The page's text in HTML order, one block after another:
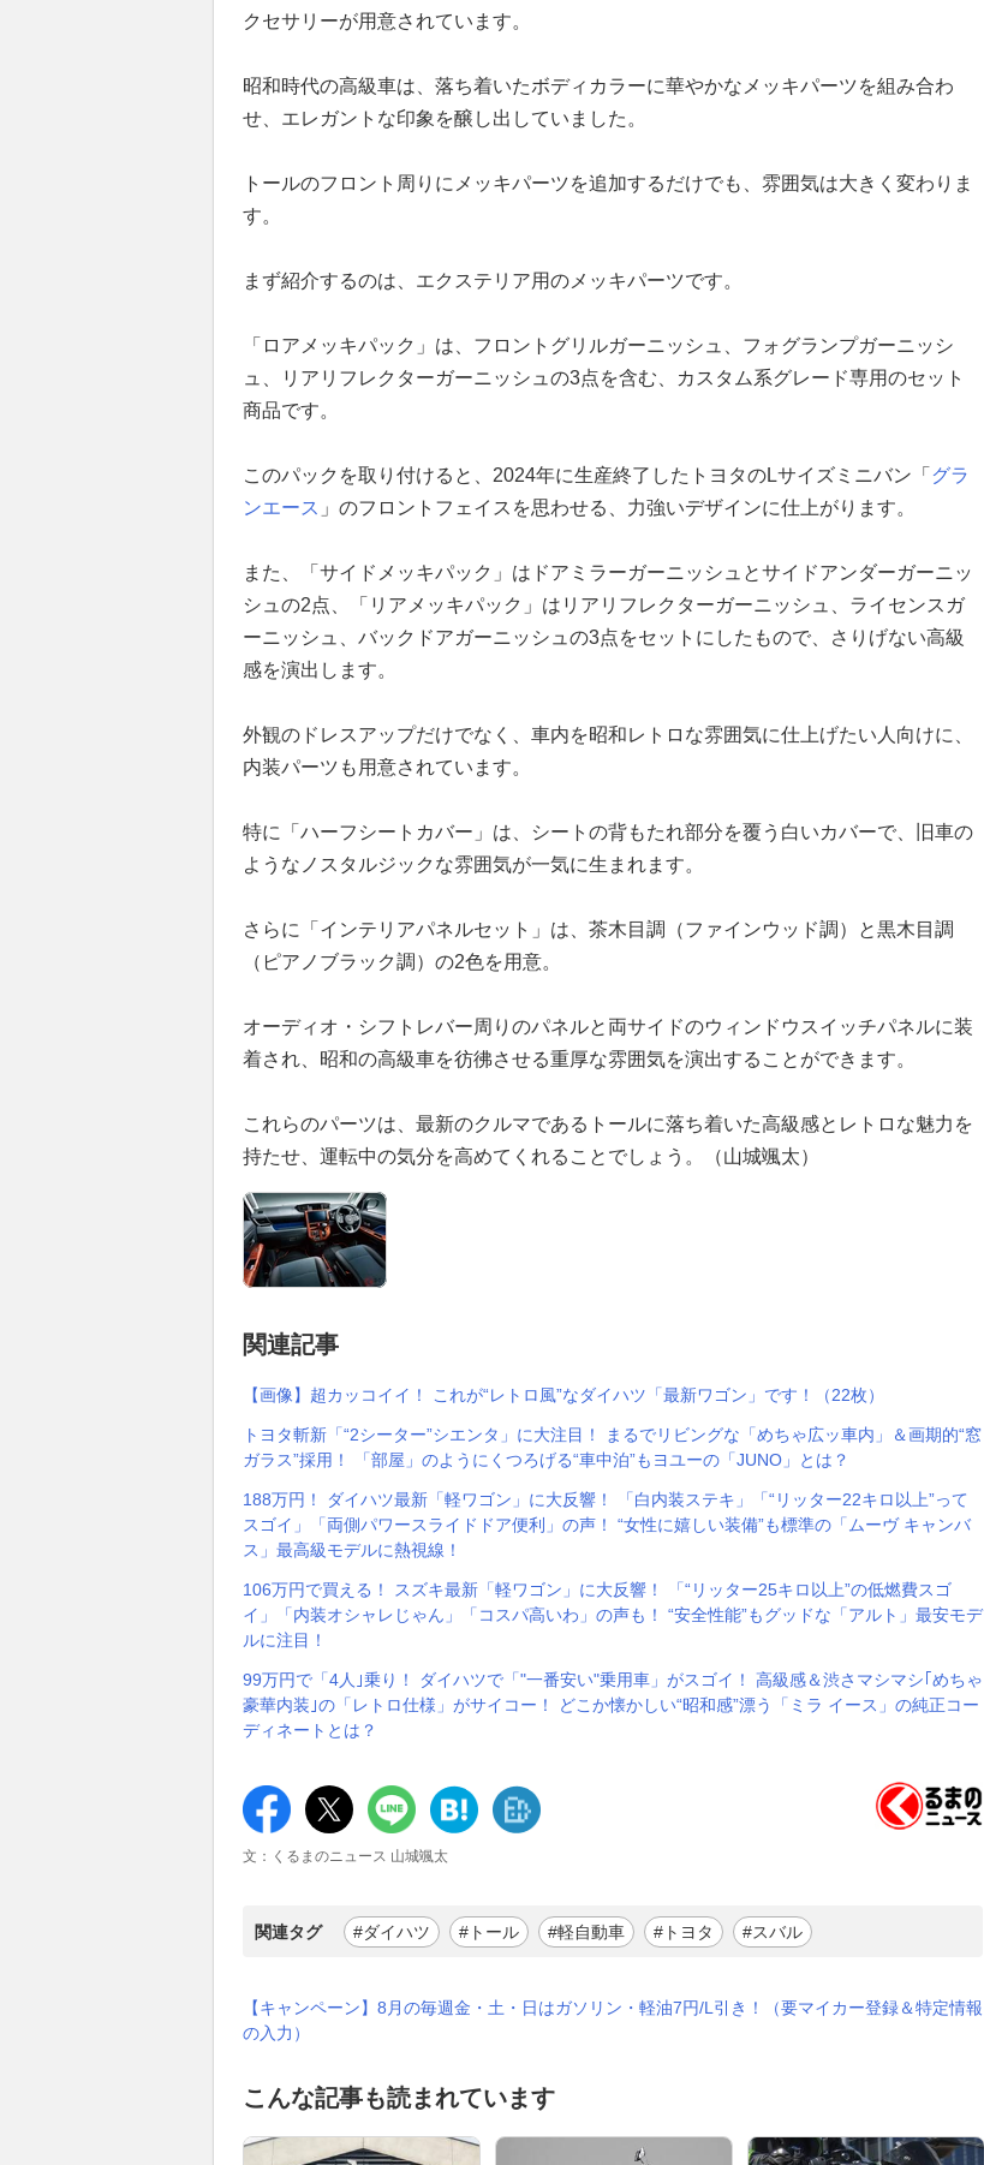
クセサリーが用意されています。
昭和時代の高級車は、落ち着いたボディカラーに華やかなメッキパーツを組み合わ
せ、エレガントな印象を醸し出していました。
トールのフロント周りにメッキパーツを追加するだけでも、雰囲気は大きく変わりま
す。
まず紹介するのは、エクステリア用のメッキパーツです。
「ロアメッキパック」は、フロントグリルガーニッシュ、フォグランプガーニッシ
ュ、リアリフレクターガーニッシュの3点を含む、カスタム系グレード専用のセット
商品です。
このパックを取り付けると、2024年に生産終了したトヨタのLサイズミニバン「 グラ
ンエース 」のフロントフェイスを思わせる、力強いデザインに仕上がります。
また、「サイドメッキパック」はドアミラーガーニッシュとサイドアンダーガーニッ
シュの2点、「リアメッキパック」はリアリフレクターガーニッシュ、ライセンスガ
ーニッシュ、バックドアガーニッシュの3点をセットにしたもので、さりげない高級
感を演出します。
外観のドレスアップだけでなく、車内を昭和レトロな雰囲気に仕上げたい人向けに、
内装パーツも用意されています。
特に「ハーフシートカバー」は、シートの背もたれ部分を覆う白いカバーで、旧車の
ようなノスタルジックな雰囲気が一気に生まれます。
さらに「インテリアパネルセット」は、茶木目調（ファインウッド調）と黒木目調
（ピアノブラック調）の2色を用意。
オーディオ・シフトレバー周りのパネルと両サイドのウィンドウスイッチパネルに装
着され、昭和の高級車を彷彿させる重厚な雰囲気を演出することができます。
これらのパーツは、最新のクルマであるトールに落ち着いた高級感とレトロな魅力を
持たせ、運転中の気分を高めてくれることでしょう。（山城颯太）
関連記事
【画像】超カッコイイ！ これが“レトロ風”なダイハツ「最新ワゴン」です！（22枚）
トヨタ斬新「“2シーター”シエンタ」に大注目！ まるでリビングな「めちゃ広ッ車内」＆画期的“窓
ガラス”採用！ 「部屋」のようにくつろげる“車中泊”もヨユーの「JUNO」とは？
188万円！ ダイハツ最新「軽ワゴン」に大反響！ 「白内装ステキ」「“リッター22キロ以上”って
スゴイ」「両側パワースライドドア便利」の声！ “女性に嬉しい装備”も標準の「ムーヴ キャンバ
ス」最高級モデルに熱視線！
106万円で買える！ スズキ最新「軽ワゴン」に大反響！ 「“リッター25キロ以上”の低燃費スゴ
イ」「内装オシャレじゃん」「コスパ高いわ」の声も！ “安全性能”もグッドな「アルト」最安モデ
ルに注目！
99万円で「4人｣乗り！ ダイハツで「"一番安い"乗用車」がスゴイ！ 高級感＆渋さマシマシ｢めちゃ
豪華内装｣の「レトロ仕様」がサイコー！ どこか懐かしい“昭和感”漂う「ミラ イース」の純正コー
ディネートとは？
文：くるまのニュース 山城颯太
関連タグ #ダイハツ #トール #軽自動車 #トヨタ #スバル
【キャンペーン】8月の毎週金・土・日はガソリン・軽油7円/L引き！（要マイカー登録＆特定情報
の入力）
こんな記事も読まれています